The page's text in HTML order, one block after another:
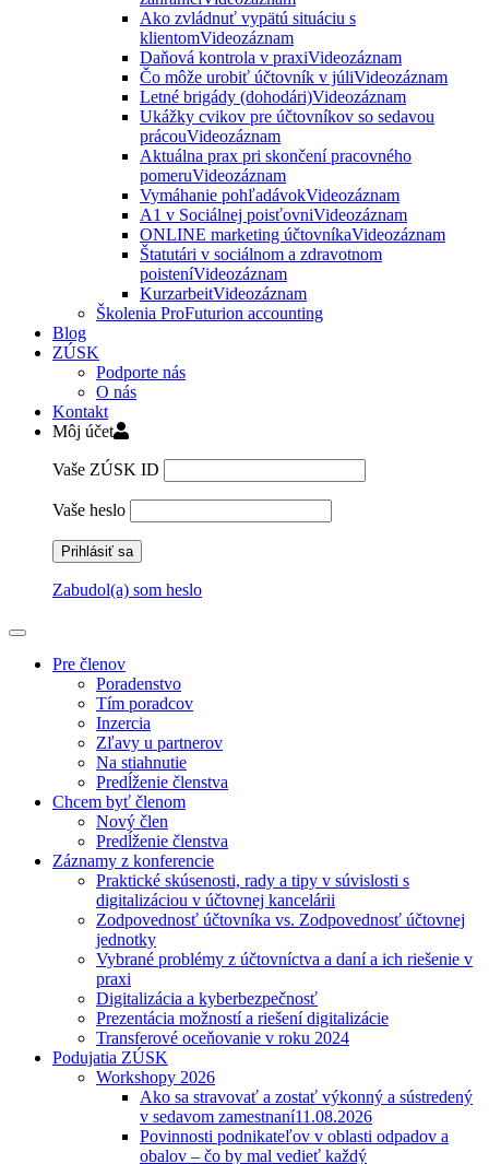
Ako zvládnuť vypätú situáciu s
klientomVideozáznam
Daňová kontrola v praxiVideozáznam
Čo môže urobiť účtovník v júliVideozáznam
Letné brigády (dohodári)Videozáznam
Ukážky cvikov pre účtovníkov so sedavou
prácouVideozáznam
Aktuálna prax pri skončení pracovného
pomeruVideozáznam
Vymáhanie pohľadávokVideozáznam
A1 v Sociálnej poisťovniVideozáznam
ONLINE marketing účtovníkaVideozáznam
Štatutári v sociálnom a zdravotnom
poisteníVideozáznam
KurzarbeitVideozáznam
Školenia ProFuturion accounting
Blog
ZÚSK
Podporte nás
O nás
Kontakt
Môj účet
Vaše ZÚSK ID
Vaše heslo
Zabudol(a) som heslo
Pre členov
Poradenstvo
Tím poradcov
Inzercia
Zľavy u partnerov
Na stiahnutie
Predĺženie členstva
Chcem byť členom
Nový člen
Predĺženie členstva
Záznamy z konferencie
Praktické skúsenosti, rady a tipy v súvislosti s
digitalizáciou v účtovnej kancelárii
Zodpovednosť účtovníka vs. Zodpovednosť účtovnej
jednotky
Vybrané problémy z účtovníctva a daní a ich riešenie v
praxi
Digitalizácia a kyberbezpečnosť
Prezentácia možností a riešení digitalizácie
Transferové oceňovanie v roku 2024
Podujatia ZÚSK
Workshopy 2026
Ako sa stravovať a zostať výkonný a sústredený
v sedavom zamestnaní11.08.2026
Povinnosti podnikateľov v oblasti odpadov a
obalov – čo by mal vedieť každý